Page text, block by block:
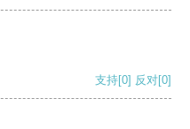
支持[0] 反对[0]